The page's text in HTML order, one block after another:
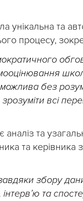
унікальна та
процесу,
без
всі
та
та керівника
збору
та